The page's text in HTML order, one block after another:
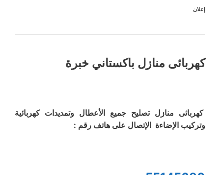
إعلان
كهربائى منازل باكستاني خبرة
كهربائى منازل تصليح جميع الأعطال وتمديدات كهربائية
وتركيب الإضاءة الإتصال على هاتف رقم :